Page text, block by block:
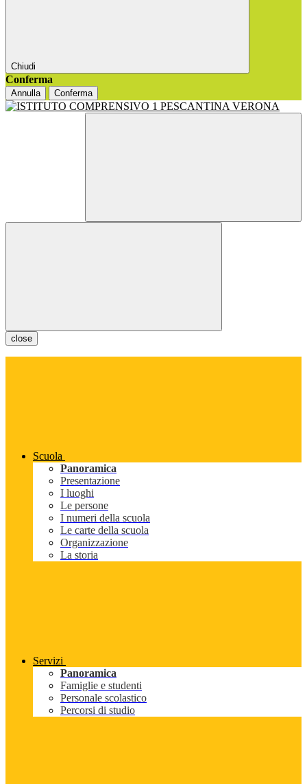
Chiudi
Conferma
Annulla Conferma
close
Scuola
Panoramica
Presentazione
I luoghi
Le persone
I numeri della scuola
Le carte della scuola
Organizzazione
La storia
Servizi
Panoramica
Famiglie e studenti
Personale scolastico
Percorsi di studio